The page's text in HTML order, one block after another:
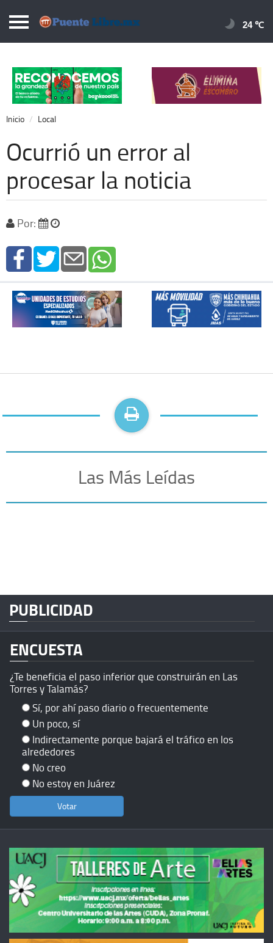
Puentelibre.mx
Local
Nacional
Opinión
Cronos
Economía
Espectáculos
Deportes
Extra +
24 ℃
Inicio Local
Ocurrió un error al
procesar la noticia
Por:
Las Más Leídas
PUBLICIDAD
ENCUESTA
¿Te beneficia el paso inferior que construirán en Las
Torres y Talamás?
Sí, por ahí paso diario o frecuentemente
Un poco, sí
Indirectamente porque bajará el tráfico en los
alrededores
No creo
No estoy en Juárez